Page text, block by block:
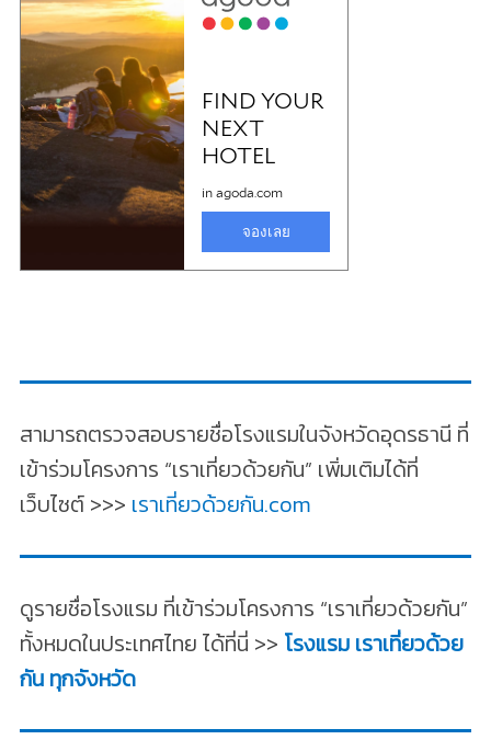
สามารถตรวจสอบรายชื่อโรงแรมในจังหวัดอุดรธานี ที่
เข้าร่วมโครงการ “เราเที่ยวด้วยกัน” เพิ่มเติมได้ที่
เว็บไซต์ >>> เราเที่ยวด้วยกัน.com
ดูรายชื่อโรงแรม ที่เข้าร่วมโครงการ “เราเที่ยวด้วยกัน”
ทั้งหมดในประเทศไทย ได้ที่นี่ >> โรงแรม เราเที่ยวด้วย
กัน ทุกจังหวัด